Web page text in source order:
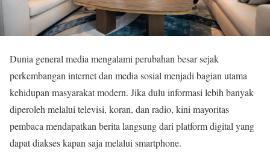
Dunia general media mengalami perubahan besar sejak
perkembangan internet dan media sosial menjadi bagian utama
kehidupan masyarakat modern. Jika dulu informasi lebih banyak
diperoleh melalui televisi, koran, dan radio, kini mayoritas
pembaca mendapatkan berita langsung dari platform digital yang
dapat diakses kapan saja melalui smartphone.